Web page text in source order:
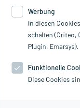
Werbung
In diesen
schalten (Criteo,
Plugin, Emarsys).
Funktionelle
Diese Cookies